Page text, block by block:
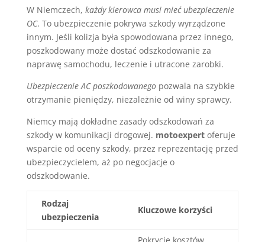
W Niemczech, każdy kierowca musi mieć ubezpieczenie
OC. To ubezpieczenie pokrywa szkody wyrządzone
innym. Jeśli kolizja była spowodowana przez innego,
poszkodowany może dostać odszkodowanie za
naprawę samochodu, leczenie i utracone zarobki.
Ubezpieczenie AC poszkodowanegopozwala na szybkie
otrzymanie pieniędzy, niezależnie od winy sprawcy.
Niemcy mają dokładne zasady odszkodowań za
szkody w komunikacji drogowej. motoexpertoferuje
wsparcie od oceny szkody, przez reprezentację przed
ubezpieczycielem, aż po negocjacje o
odszkodowanie.
Rodzaj
ubezpieczenia
Kluczowe korzyści
Pokrycie kosztów